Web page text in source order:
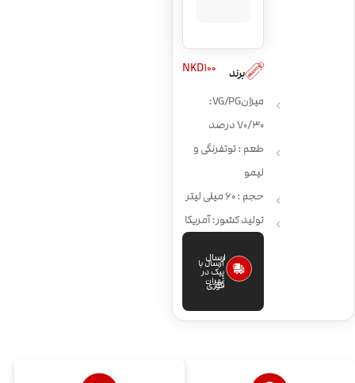
برند NKD100
میزان VG/PG:
70/30 درصد
طعم : توتفرنگی و
لیمو
حجم : 60 میلی لیتر
تولید کشور: آمریکا
ارسال
فوری
ارسال با
پیک در
تهران